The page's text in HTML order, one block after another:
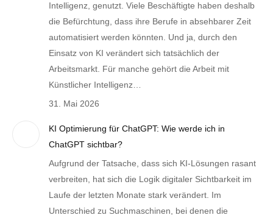
Intelligenz, genutzt. Viele Beschäftigte haben deshalb
die Befürchtung, dass ihre Berufe in absehbarer Zeit
automatisiert werden könnten. Und ja, durch den
Einsatz von KI verändert sich tatsächlich der
Arbeitsmarkt. Für manche gehört die Arbeit mit
Künstlicher Intelligenz…
31. Mai 2026
KI Optimierung für ChatGPT: Wie werde ich in
ChatGPT sichtbar?
Aufgrund der Tatsache, dass sich KI-Lösungen rasant
verbreiten, hat sich die Logik digitaler Sichtbarkeit im
Laufe der letzten Monate stark verändert. Im
Unterschied zu Suchmaschinen, bei denen die